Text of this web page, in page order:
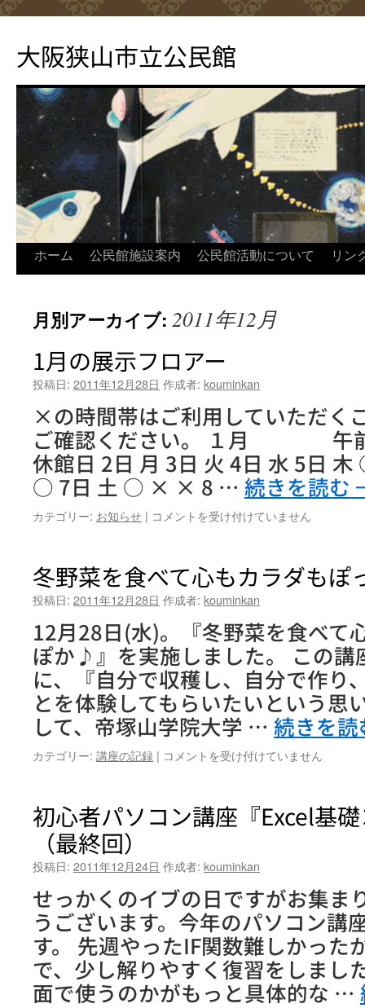
テ
ン
へ
ッ
大阪狭山市立公民館
ホーム 公民館施設案内 公民館活動について リン
月別アーカイブ: 2011年12月
1月の展示フロアー
投稿日: 2011年12月28日 作成者: kouminkan
×の時間帯はご利用していただく
ご確認ください。 １月 午前
休館日 2日 月 3日 火 4日 水 5日
○ 7日 土 ○ × × 8 … 続きを読む
カテゴリー: お知らせ | 1
示
フ
ア
ー
は
コメントを受け付けていません
冬野菜を食べて心もカラダも
投稿日: 2011年12月28日 作成者: kouminkan
12月28日(水)。『冬野菜を食べて
ぽか♪』を実施しました。 この講
に、『自分で収穫し、自分で作り
とを体験してもらいたいという思
して、帝塚山学院大学 … 続きを
カテゴリー: 講座の記録 | 冬
食
心
カ
ダ
も
ぽ
っ
か
コメントを受け付けていません
初心者パソコン講座『Excel基
（最終回）
投稿日: 2011年12月24日 作成者: kouminkan
せっかくのイブの日ですがお集ま
うございます。今年のパソコン講
す。 先週やったIF関数難しかった
で、少し解りやすく復習をしまし
面で使うのかがもっと具体的な …